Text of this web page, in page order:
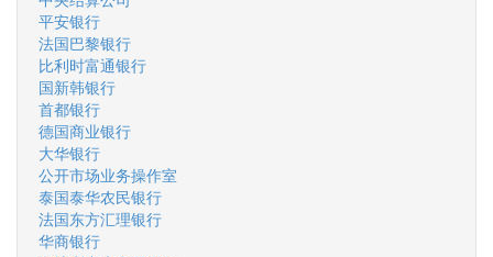
平安银行
法国巴黎银行
比利时富通银行
国新韩银行
首都银行
德国商业银行
大华银行
公开市场业务操作室
泰国泰华农民银行
法国东方汇理银行
华商银行